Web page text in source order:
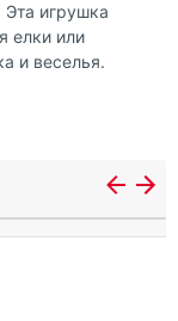
игрушка
елки или
и веселья.